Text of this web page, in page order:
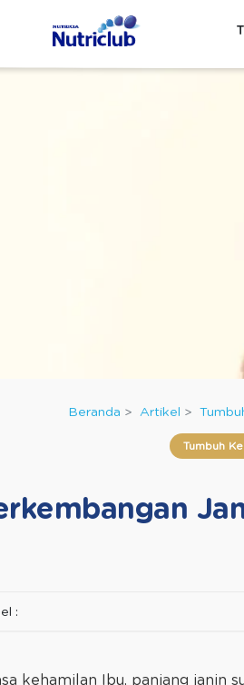
Beranda Artikel
Tumbuh
:
kehamilan Ibu, panjang janin